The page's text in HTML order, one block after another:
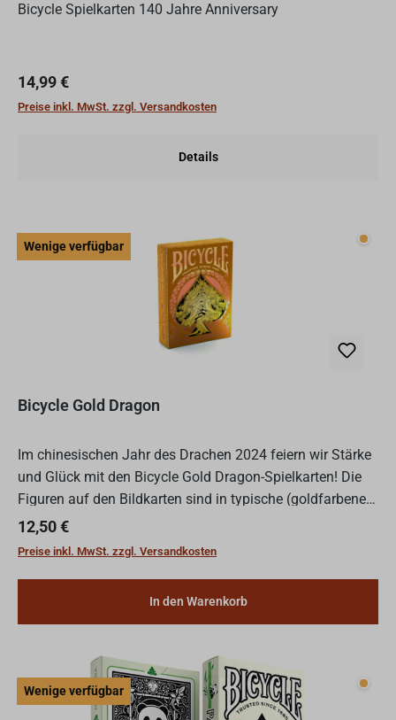
Bicycle Spielkarten 140 Jahre Anniversary
Regulärer Preis:
14,99 €
Preise inkl. MwSt. zzgl. Versandkosten
Details
Wenige verfügbar
Bicycle Gold Dragon
Im chinesischen Jahr des Drachen 2024 feiern wir Stärke
und Glück mit den Bicycle Gold Dragon-Spielkarten! Die
Figuren auf den Bildkarten sind in typische (goldfarbene)
Kleidungsstücke gehüllt - die Joker werden von d...
Regulärer Preis:
12,50 €
Preise inkl. MwSt. zzgl. Versandkosten
In den Warenkorb
Wenige verfügbar